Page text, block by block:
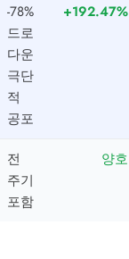
-78%
드로
다운
극단
적
공포
+192.47%
전
주기
포함
양호